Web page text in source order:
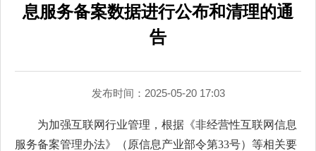
息服务备案数据进行公布和清理的通
告
发布时间：2025-05-20 17:03
为加强互联网行业管理，根据《非经营性互联网信息
服务备案管理办法》（原信息产业部令第33号）等相关要